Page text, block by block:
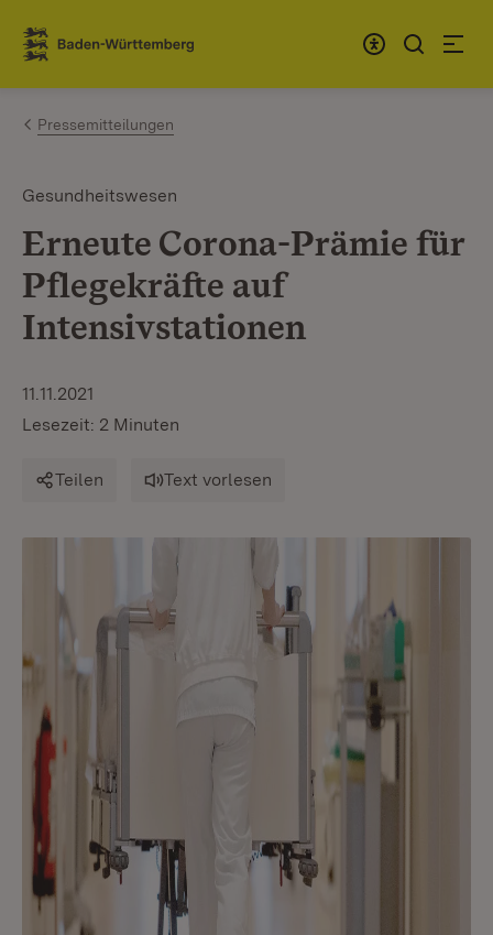
Zum Inhalt springen
Link zur Startseite
Pressemitteilungen
Gesundheitswesen
Erneute Corona-Prämie für
Pflegekräfte auf
Intensivstationen
11.11.2021
Lesezeit: 2 Minuten
Teilen Text vorlesen